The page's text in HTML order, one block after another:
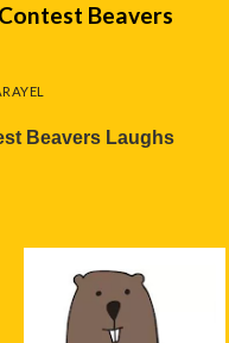
Beavers
Beavers Laughs